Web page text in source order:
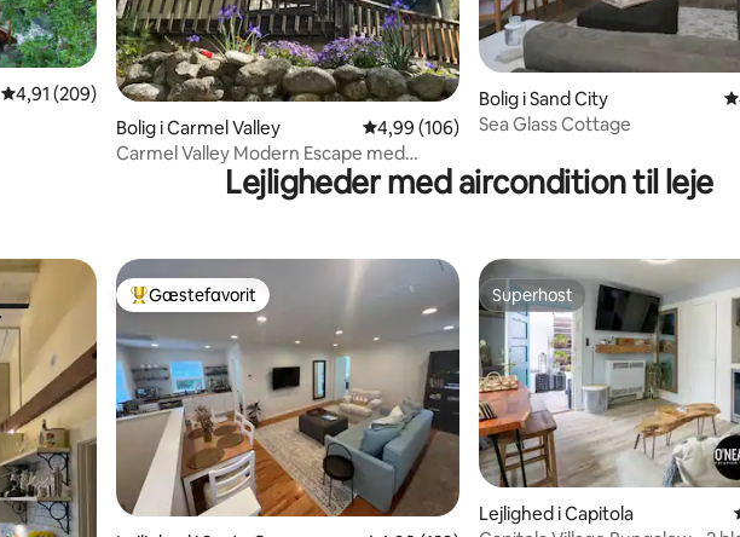
4,91 ud af 5 i gennemsnitlig bedømmelse, 209 omtaler
4,91 (209)
Bolig i Carmel Valley 4,99 ud af 5 i gennemsnitlig bedømmelse,
4,99 (106)
Carmel Valley Modern Escape med
Private River Beach
Bolig i Sand City
Sea Glass Cottage
Lejligheder med aircondition til leje
Bedste gæstefavorit
Gæstefavorit Superhost
Superhost
Lejlighed i Capitola